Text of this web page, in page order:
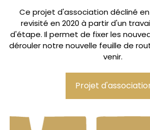
Ce projet d'association décliné
revisité en 2020 à partir d'un
d'étape. Il permet de fixer les
dérouler notre nouvelle feuille de
venir.
Projet